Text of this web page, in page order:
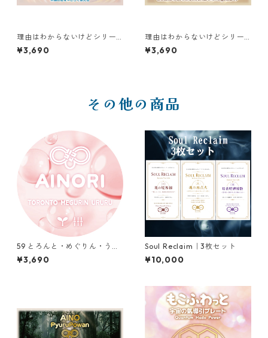
理由はわからないけどシリー
ズ【A】｜なぜか穏やかに変化
できる(❺-2)更年期バランスギ
¥3,690
理由はわからないけどシリー
ズ【F】｜なぜか落ち着く きん
せんぱわすう❶表層安定ギア
¥3,690
その他の商品
59 とろんと・めぐりん・うる
る（TORONTO MEGURIN UR
URU）
¥3,690
Soul Reclaim｜3枚セット
¥10,000